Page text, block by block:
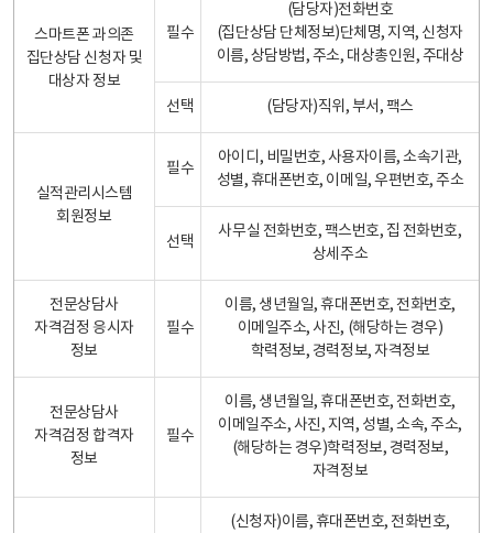
스마트폰 과의존
집단상담 신청자 및
대상자 정보
필수
(담당자)전화번호
(집단상담 단체정보)단체명, 지역, 신청자
이름, 상담방법, 주소, 대상총인원, 주대상
선택 (담당자)직위, 부서, 팩스
실적관리시스템
회원정보
필수
아이디, 비밀번호, 사용자이름, 소속기관,
성별, 휴대폰번호, 이메일, 우편번호, 주소
선택
사무실 전화번호, 팩스번호, 집 전화번호,
상세주소
전문상담사
자격검정 응시자
정보
필수
이름, 생년월일, 휴대폰번호, 전화번호,
이메일주소, 사진, (해당하는 경우)
학력정보, 경력정보, 자격정보
전문상담사
자격검정 합격자
정보
필수
이름, 생년월일, 휴대폰번호, 전화번호,
이메일주소, 사진, 지역, 성별, 소속, 주소,
(해당하는 경우)학력정보, 경력정보,
자격정보
(신청자)이름, 휴대폰번호, 전화번호,